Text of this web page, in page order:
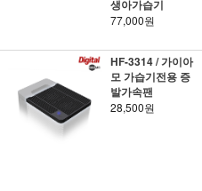
생아가습기
77,000원
HF-3314 / 가이아
모 가습기전용 증
발가속팬
28,500원